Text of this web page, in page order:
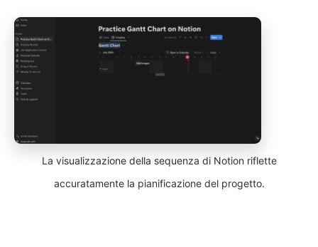
La visualizzazione della sequenza di Notion riflette
accuratamente la pianificazione del progetto.